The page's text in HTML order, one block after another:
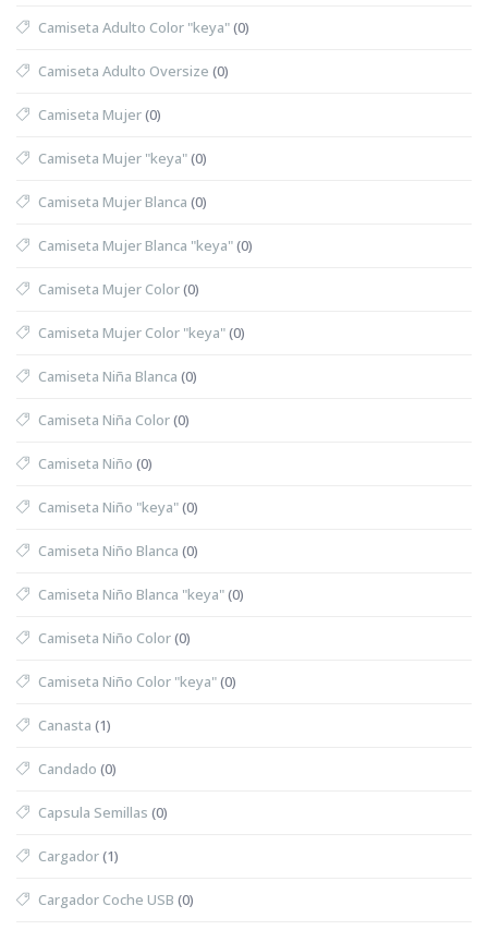
Camiseta Adulto Color "keya"(0)
Camiseta Adulto Oversize (0)
Camiseta Mujer(0)
Camiseta Mujer "keya"(0)
Camiseta Mujer Blanca (0)
Camiseta Mujer Blanca "keya"(0)
Camiseta Mujer Color(0)
Camiseta Mujer Color "keya"(0)
Camiseta Niña Blanca (0)
Camiseta Niña Color(0)
Camiseta Niño (0)
Camiseta Niño "keya"(0)
Camiseta Niño Blanca (0)
Camiseta Niño Blanca "keya"(0)
Camiseta Niño Color(0)
Camiseta Niño Color "keya"(0)
Canasta (1)
Candado (0)
Capsula Semillas (0)
Cargador(1)
Cargador Coche USB (0)